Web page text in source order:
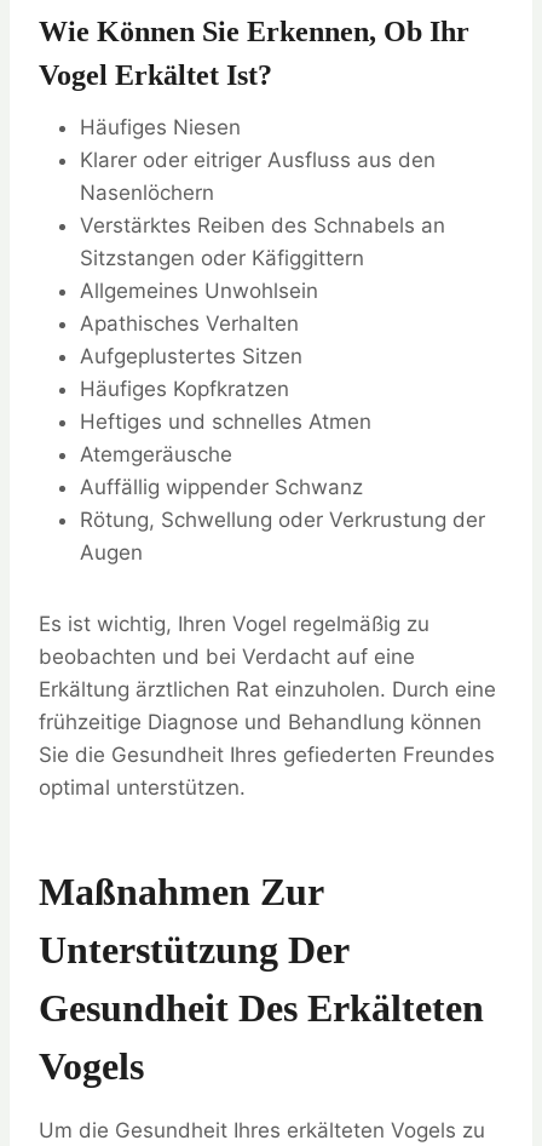
Wie Können Sie Erkennen, Ob Ihr
Vogel Erkältet Ist?
Häufiges Niesen
Klarer oder eitriger Ausfluss aus den
Nasenlöchern
Verstärktes Reiben des Schnabels an
Sitzstangen oder Käfiggittern
Allgemeines Unwohlsein
Apathisches Verhalten
Aufgeplustertes Sitzen
Häufiges Kopfkratzen
Heftiges und schnelles Atmen
Atemgeräusche
Auffällig wippender Schwanz
Rötung, Schwellung oder Verkrustung der
Augen
Es ist wichtig, Ihren Vogel regelmäßig zu
beobachten und bei Verdacht auf eine
Erkältung ärztlichen Rat einzuholen. Durch eine
frühzeitige Diagnose und Behandlung können
Sie die Gesundheit Ihres gefiederten Freundes
optimal unterstützen.
Maßnahmen Zur
Unterstützung Der
Gesundheit Des Erkälteten
Vogels
Um die Gesundheit Ihres erkälteten Vogels zu